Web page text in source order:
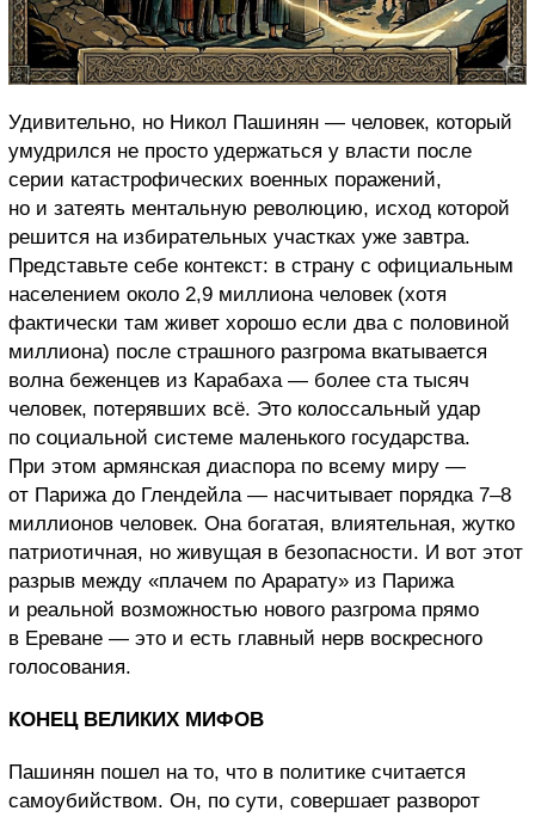
Удивительно, но Никол Пашинян — человек, который
умудрился не просто удержаться у власти после
серии катастрофических военных поражений,
но и затеять ментальную революцию, исход которой
решится на избирательных участках уже завтра.
Представьте себе контекст: в страну с официальным
населением около 2,9 миллиона человек (хотя
фактически там живет хорошо если два с половиной
миллиона) после страшного разгрома вкатывается
волна беженцев из Карабаха — более ста тысяч
человек, потерявших всё. Это колоссальный удар
по социальной системе маленького государства.
При этом армянская диаспора по всему миру —
от Парижа до Глендейла — насчитывает порядка 7–8
миллионов человек. Она богатая, влиятельная, жутко
патриотичная, но живущая в безопасности. И вот этот
разрыв между «плачем по Арарату» из Парижа
и реальной возможностью нового разгрома прямо
в Ереване — это и есть главный нерв воскресного
голосования.
КОНЕЦ ВЕЛИКИХ МИФОВ
Пашинян пошел на то, что в политике считается
самоубийством. Он, по сути, совершает разворот